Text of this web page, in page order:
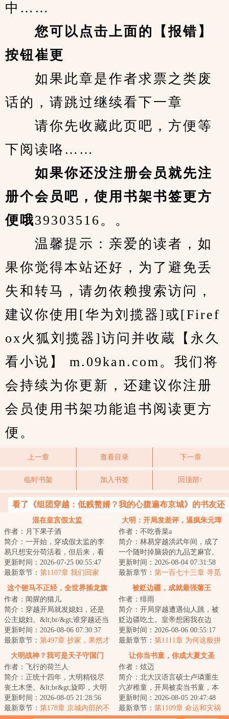
中……
您可以点击上面的【报错】
按钮崔更
如果此章是作者求票之类废
话的，请跳过继续看下一章
请你先收藏此页吧，方便等
下阅读咯……
如果你还没注册会员就先注
册个会员吧，使用书架书签更方
便哦39303516。。
温馨提示：亲爱的读者，如
果你觉得本站还好，为了避免丢
失和转马，请勿依赖搜索访问，
建议你使用[华为刘揽器]或[Firef
ox火狐刘揽器]访问并收蔵【永久
看小说】 m.09kan.com。我们将
会持续为你更新，还建议你注册
会员使用书架功能追书阅读更方
便。
上一章 查看目录 下一章
临时书架 加入书签 回顶部↑
看了《组团穿越：低贱赘婿？我的心腹遍布京城》的书友还
喜欢看
混在皇宫假太监
作者：月下果子酒
简介：一开始，穿成假太监的李
易只想安分苟活着，但后来，看
着高贵雍容的皇后，李易心思变
了。“江山你坐...
更新时间：2026-07-25 00:55:47
最新章节： 第1107章 我们回家
大明：开局发差评，逼疯朱元璋
作者：不吃香菜a
简介：林易穿越洪武年间，成了
一个随时掉脑袋的九品芝麻官。
&lt;br/&gt;恰逢贪官鱼肉百姓，林
易反手绑定...
更新时间：2026-08-04 07:31:58
最新章节： 第一百七十三章 寻觅
大航海传奇CEO
这个驸马不正经，全世界插龙旗
抢女帝！
作者：闻腥的猫儿
简介：穿越开局就发媳妇，还是
公主媳妇。&lt;br/&gt;谁穿越还当
正经人？公主，皇后，女帝，勇
将，花魁，...
更新时间：2026-08-06 07:30:37
最新章节： 第497章 抄家，果然才
是来钱最快的！
被贬边疆，成就最强藩王
作者：绯雨
简介：开局穿越遭遇仙人跳，被
贬边疆吃土。皇帝想困我在边
城？朝臣想看我笑话？却不知我
手握现代知识，开...
更新时间：2026-08-06 00:55:17
最新章节： 第1111章 为何这般拼
大明战神？我可是天子守国门
作者：飞行的荷兰人
简介：正统十四年，大明精锐尽
丧土木堡。&lt;br&gt;旋即，大明
皇帝朱祁镇被瓦剌俘虏&lt;br&gt;
叩关叫门，...
更新时间：2026-08-05 21:28:56
最新章节： 第178章 京城内部的不
让你当书童，你成大夏文圣
作者：炫迈
简介：北大汉语言硕士卢璘重生
六岁稚童，开局被卖当书童，本
以为天崩开局，没想到这是个读
书人能够掌控天...
更新时间：2026-08-05 20:47:48
最新章节： 第1109章 命运和灾祸